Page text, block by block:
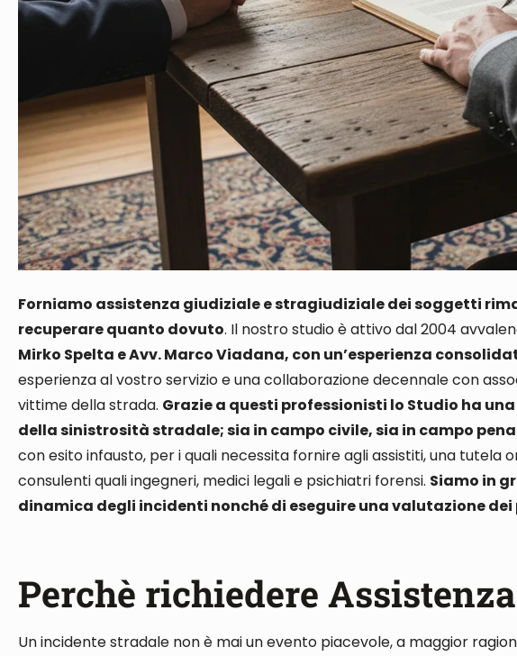
Forniamo assistenza giudiziale e stragiudiziale dei soggetti
recuperare quanto dovuto. Il nostro studio è attivo dal 2004
Mirko Spelta e Avv. Marco Viadana, con un’esperienza
esperienza al vostro servizio e una collaborazione decennalecon
vittime della strada. Grazie a questi professionisti lo Studio ha
della sinistrosità stradale; sia in campo civile, sia in campo
con esito infausto, per i quali necessita fornire agli assistiti, una tutela
consulentiquali ingegneri, medici legali e psichiatri forensi. Siamo in
dinamica degli incidenti nonché di eseguire una valutazione
Perchè richiedere
Un incidente stradale non è mai un evento piacevole, a maggior